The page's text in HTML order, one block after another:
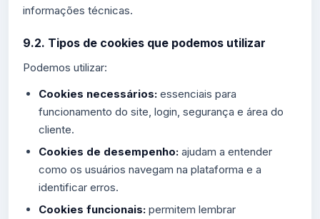
informações técnicas.
9.2. Tipos de cookies que podemos utilizar
Podemos utilizar:
Cookies necessários: essenciais para
funcionamento do site, login, segurança e área do
cliente.
Cookies de desempenho: ajudam a entender
como os usuários navegam na plataforma e a
identificar erros.
Cookies funcionais: permitem lembrar